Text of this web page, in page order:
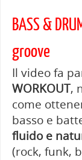
BASS &
groove
Il video fa
WORKOUT,
come
basso e
fluido e
(rock, funk,